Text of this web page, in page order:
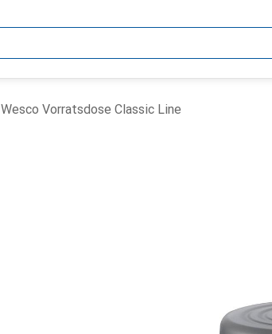
Wesco Vorratsdose Classic Line